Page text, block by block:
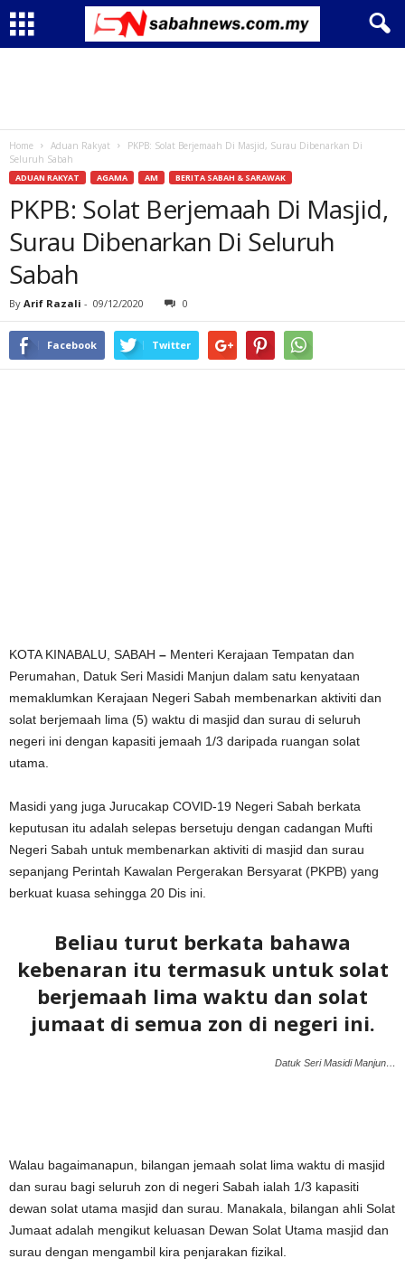
Home Aduan Rakyat
PKPB: Solat Berjemaah Di Masjid, Surau Dibenarkan Di
Seluruh Sabah
ADUAN RAKYAT AGAMA AM BERITA SABAH & SARAWAK
PKPB: Solat Berjemaah Di Masjid,
Surau Dibenarkan Di Seluruh
Sabah
By Arif Razali - 09/12/2020 0
Facebook Twitter
KOTA KINABALU, SABAH – Menteri Kerajaan Tempatan dan
Perumahan, Datuk Seri Masidi Manjun dalam satu kenyataan
memaklumkan Kerajaan Negeri Sabah membenarkan aktiviti dan
solat berjemaah lima (5) waktu di masjid dan surau di seluruh
negeri ini dengan kapasiti jemaah 1/3 daripada ruangan solat
utama.
Masidi yang juga Jurucakap COVID-19 Negeri Sabah berkata
keputusan itu adalah selepas bersetuju dengan cadangan Mufti
Negeri Sabah untuk membenarkan aktiviti di masjid dan surau
sepanjang Perintah Kawalan Pergerakan Bersyarat (PKPB) yang
berkuat kuasa sehingga 20 Dis ini.
Beliau turut berkata bahawa
kebenaran itu termasuk untuk solat
berjemaah lima waktu dan solat
jumaat di semua zon di negeri ini.
Datuk Seri Masidi Manjun…
Walau bagaimanapun, bilangan jemaah solat lima waktu di masjid
dan surau bagi seluruh zon di negeri Sabah ialah 1/3 kapasiti
dewan solat utama masjid dan surau. Manakala, bilangan ahli Solat
Jumaat adalah mengikut keluasan Dewan Solat Utama masjid dan
surau dengan mengambil kira penjarakan fizikal.